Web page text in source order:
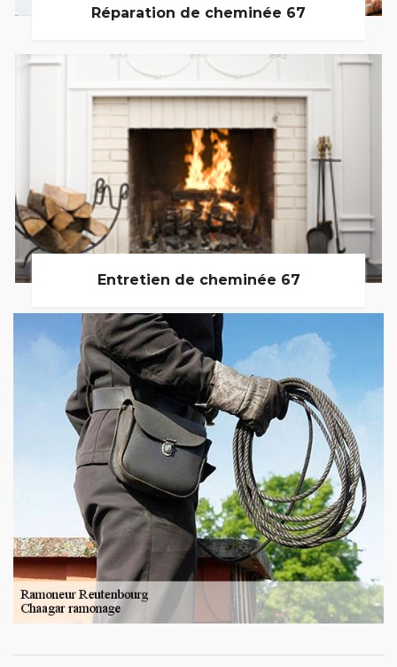
Réparation de cheminée 67
Entretien de cheminée 67